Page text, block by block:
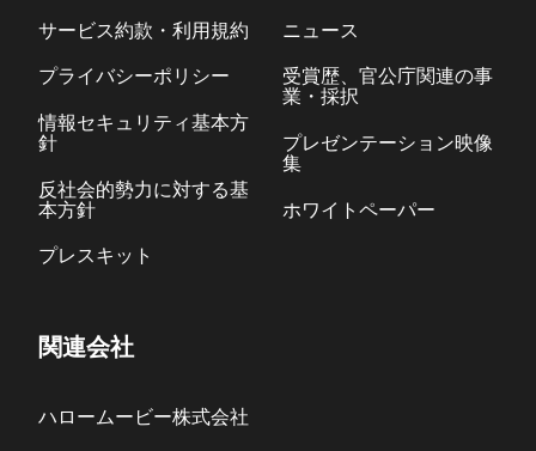
サービス約款・利用規約
プライバシーポリシー
情報セキュリティ基本方
針
反社会的勢力に対する基
本方針
プレスキット
ニュース
受賞歴、官公庁関連の事
業・採択
プレゼンテーション映像
集
ホワイトペーパー
関連会社
ハロームービー株式会社